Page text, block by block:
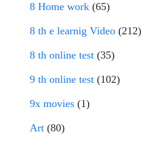
8 Home work (65)
8 th e learnig Video (212)
8 th online test (35)
9 th online test (102)
9x movies (1)
Art (80)